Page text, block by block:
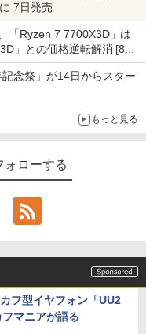
7日発売
「Ryzen 7 7700X3D」は
」との価格逆転解消 [8月
念祭」が14日からスター
もっと見る
ォローする
フ型イヤフォン「UU2
マニアが語る